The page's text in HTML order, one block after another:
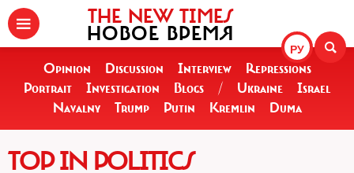
РУ
THE NEW TIMES
НОВОЕ ВРЕМЯ
Opinion Discussion Interview
Repressions
Portrait
Investigation Blogs / Ukraine
Israel
Navalny
Trump Putin Kremlin Duma
TOP IN POLITICS